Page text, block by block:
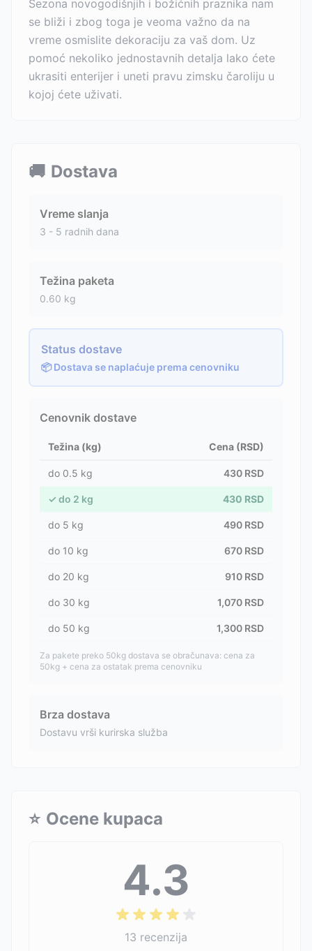
Sezona novogodišnjih i božićnih praznika nam
se bliži i zbog toga je veoma važno da na
vreme osmislite dekoraciju za vaš dom. Uz
pomoć nekoliko jednostavnih detalja lako ćete
ukrasiti enterijer i uneti pravu zimsku čaroliju u
kojoj ćete uživati.
🚚 Dostava
Vreme slanja
3 - 5 radnih dana
Težina paketa
0.60 kg
Status dostave
📦 Dostava se naplaćuje prema cenovniku
Cenovnik dostave
Težina (kg) Cena (RSD)
do 0.5 kg 430 RSD
✓ do 2 kg 430 RSD
do 5 kg 490 RSD
do 10 kg 670 RSD
do 20 kg 910 RSD
do 30 kg 1,070 RSD
do 50 kg 1,300 RSD
Za pakete preko 50kg dostava se obračunava: cena za
50kg + cena za ostatak prema cenovniku
Brza dostava
Dostavu vrši kurirska služba
⭐ Ocene kupaca
4.3
13 recenzija